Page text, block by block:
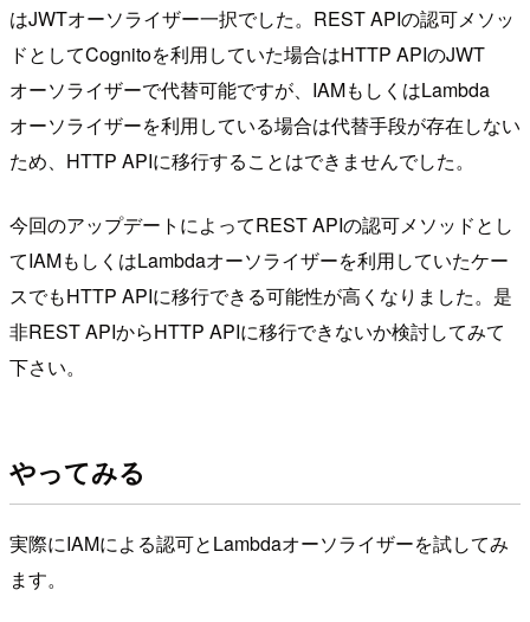
はJWTオーソライザー一択でした。REST APIの認可メソッ
ドとしてCognitoを利用していた場合はHTTP APIのJWT
オーソライザーで代替可能ですが、IAMもしくはLambda
オーソライザーを利用している場合は代替手段が存在しない
ため、HTTP APIに移行することはできませんでした。
今回のアップデートによってREST APIの認可メソッドとし
てIAMもしくはLambdaオーソライザーを利用していたケー
スでもHTTP APIに移行できる可能性が高くなりました。是
非REST APIからHTTP APIに移行できないか検討してみて
下さい。
やってみる
実際にIAMによる認可とLambdaオーソライザーを試してみ
ます。